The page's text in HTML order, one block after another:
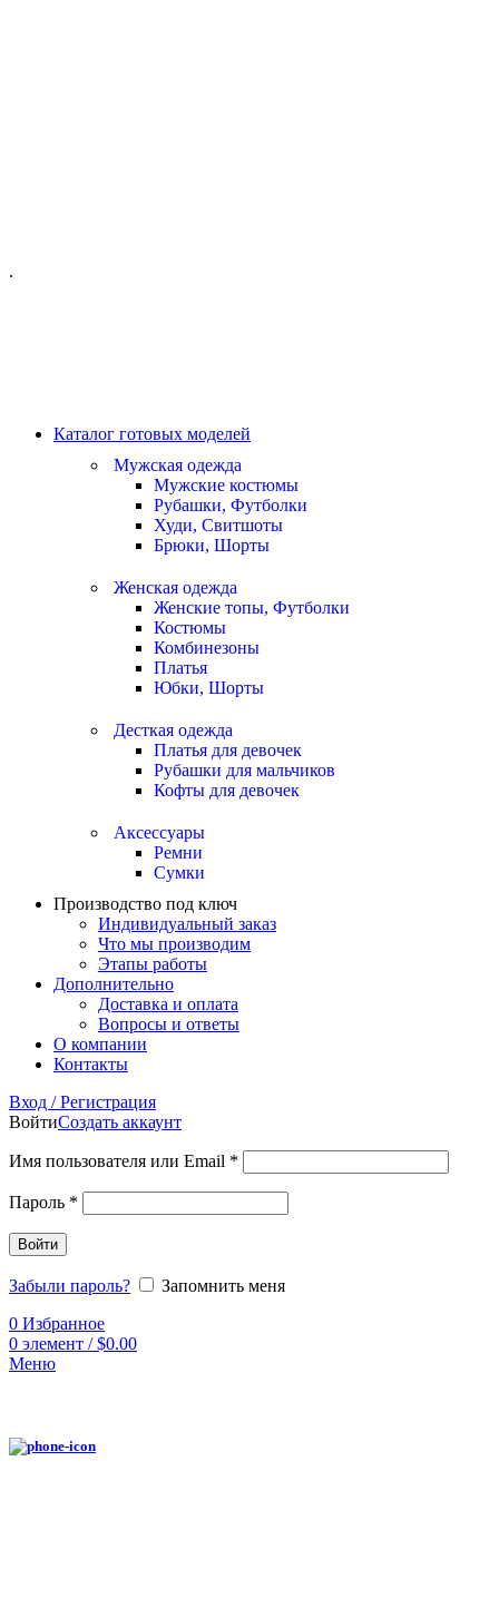
.
Каталог готовых моделей
Мужская одежда
Мужские костюмы
Рубашки, Футболки
Худи, Свитшоты
Брюки, Шорты
Женская одежда
Женские топы, Футболки
Костюмы
Комбинезоны
Платья
Юбки, Шорты
Десткая одежда
Платья для девочек
Рубашки для мальчиков
Кофты для девочек
Аксессуары
Ремни
Сумки
Производство под ключ
Индивидуальный заказ
Что мы производим
Этапы работы
Дополнительно
Доставка и оплата
Вопросы и ответы
О компании
Контакты
Вход / Регистрация
ВойтиСоздать аккаунт
Имя пользователя или Email *
Пароль *
Войти
Забыли пароль?
Запомнить меня
0 Избранное
0 элемент / $0.00
Меню